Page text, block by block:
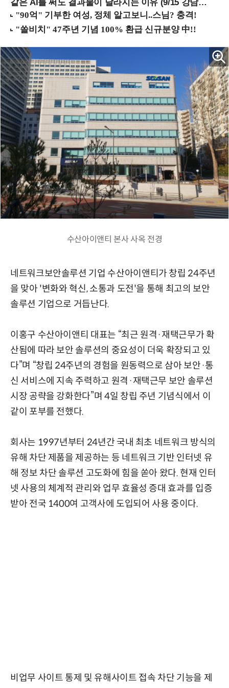
같은 AI를 써도 결과물이 달라지는 이유 (9/15 강남역)
수산아이앤티 본사 사옥 전경
네트워크보안솔루션 기업 수산아이앤티가 창립 24주년
을 맞아 '변화와 혁신, 소통과 도전'을 통해 최고의 보안
솔루션 기업으로 거듭난다.
이홍구 수산아이앤티 대표는 “최근 원격·재택근무가 확
산됨에 따라 보안 솔루션의 중요성이 더욱 확장되고 있
다”며 “창립 24주년의 경험을 원동력으로 삼아 보안·통
신 서비스에 지속 주력하고 원격·재택근무 보안 솔루션
시장 공략을 강화한다”며 4일 창립 주년 기념식에서 이
같이 포부를 전했다.
회사는 1997년부터 24년간 국내 최초 네트워크 방식의
유해 차단 제품을 제공하는 등 네트워크 기반 인터넷 유
해 정보 차단 솔루션 고도화에 힘을 쏟아 왔다. 현재 인터
넷 사용의 체계적 관리와 업무 효율성 증대 효과를 입증
받아 전국 1400여 고객사에 도입되어 사용 중이다.
비업무 사이트 통제 및 유해사이트 접속 차단 기능을 제